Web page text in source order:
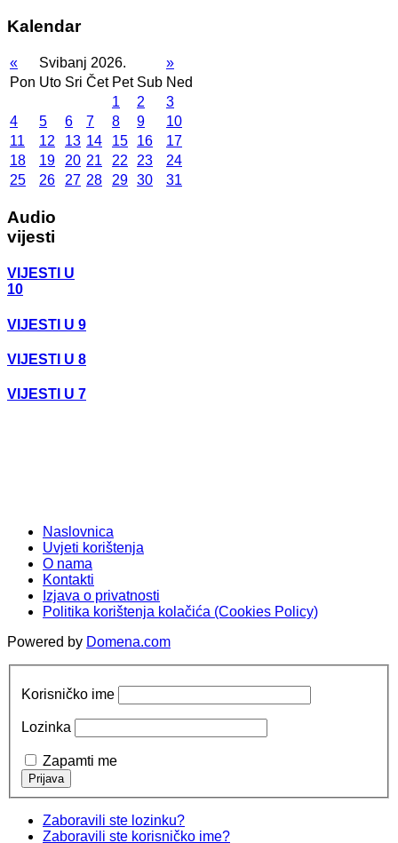
Kalendar
« Svibanj 2026.
»
Pon Uto Sri Čet Pet Sub Ned
1
2
3
4
5 6 7 8 9
10
11
12 13 14 15 16
17
18
19 20 21 22 23
24
25
26 27 28 29 30 31
Audio
vijesti
VIJESTI U
10
VIJESTI U 9
VIJESTI U 8
VIJESTI U 7
Naslovnica
Uvjeti korištenja
O nama
Kontakti
Izjava o privatnosti
Politika korištenja kolačića (Cookies Policy)
Powered by Domena.com
Korisničko ime
Lozinka
Zapamti me
Zaboravili ste lozinku?
Zaboravili ste korisničko ime?